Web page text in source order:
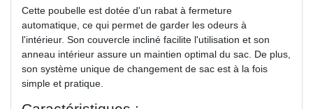
Cette poubelle est dotée d'un rabat à fermeture
automatique, ce qui permet de garder les odeurs à
l'intérieur. Son couvercle incliné facilite l'utilisation et son
anneau intérieur assure un maintien optimal du sac. De plus,
son système unique de changement de sac est à la fois
simple et pratique.